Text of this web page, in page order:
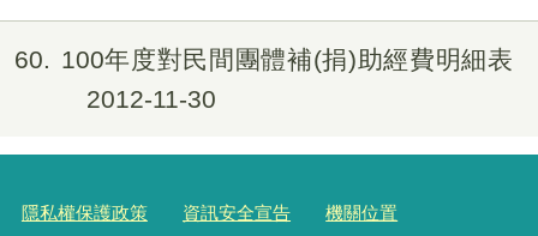
60
100年度對民間團體補(捐)助經費明細表
2012-11-30
隱私權保護政策 資訊安全宣告 機關位置